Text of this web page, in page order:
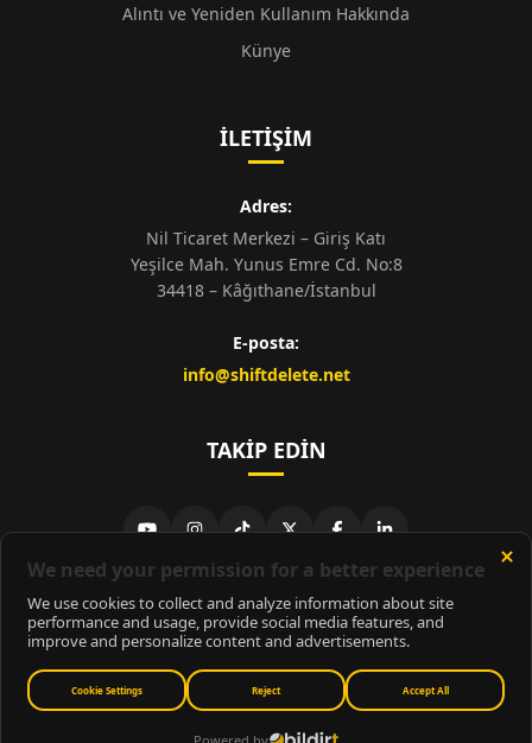
Alıntı ve Yeniden Kullanım Hakkında
Künye
İLETIŞIM
Adres:
Nil Ticaret Merkezi – Giriş Katı
Yeşilce Mah. Yunus Emre Cd. No:8
34418 – Kâğıthane/İstanbul
E-posta:
info@shiftdelete.net
TAKIP EDIN
© 2026ShiftDelete.Net- Tüm hakları saklıdır.
ShiftDelete.Net, İnternet Medyası ve Bilişim Muhabirleri Derneği
üyesidir.